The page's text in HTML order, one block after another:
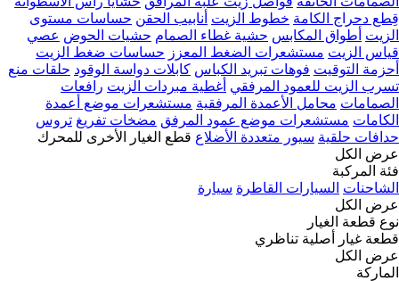
قِطع دحراج الكامة خطوط الزيت أنابيب الحقن حساسات مستوى
الزيت أطواق المكابس حشية غطاء الصمام حشيات الحوض عصي
قياس الزيت مستشعرات الضغط المعزز حساسات ضغط الزيت
أحزمة التوقيت فوهات تبريد الكباس كابلات دواسة الوقود حلقات منع
تسرب الزيت للعمود المرفقي أغطية مبردات الزيت رافعات
الصمامات محامل الأعمدة المرفقية مستشعرات موضع أعمدة
الكامات مستشعرات موضع عمود المرفق مضخات تفريغ تروس
حدافات حلقية سيور متعددة الأضلاع قطع الغيار الأخرى للمحرك
عرض الكل
فئة المركبة
الشاحنات السيارات القاطرة سيارة
عرض الكل
نوع قطعة الغيار
قطعة غيار أصلية تناظري
عرض الكل
الماركة